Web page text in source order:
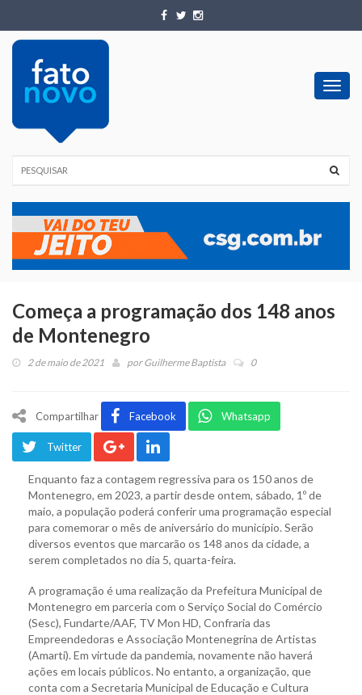
Começa a programação dos 148 anos
de Montenegro
2 de maio de 2021 porGuilherme Baptista 0
Compartilhar Facebook Whatsapp
Twitter
Enquanto faz a contagem regressiva para os 150 anos de
Montenegro, em 2023, a partir desde ontem, sábado, 1º de
maio, a população poderá conferir uma programação especial
para comemorar o mês de aniversário do município. Serão
diversos eventos que marcarão os 148 anos da cidade, a
serem completados no dia 5, quarta-feira.
A programação é uma realização da Prefeitura Municipal de
Montenegro em parceria com o Serviço Social do Comércio
(Sesc), Fundarte/AAF, TV Mon HD, Confraria das
Empreendedoras e Associação Montenegrina de Artistas
(Amarti). Em virtude da pandemia, novamente não haverá
ações em locais públicos. No entanto, a organização, que
conta com a Secretaria Municipal de Educação e Cultura